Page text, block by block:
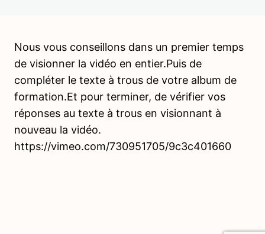
Le temps – Pop-up
L'environnement préparé – Mémorisation
Vers une mise en pratique dans l'Éducation nationale
Vers une mise en pratique dans l'Éducation nationale –
Pour approfondir
Nous vous conseillons dans un premier temps
de visionner la vidéo en entier.Puis de
compléter le texte à trous de votre album de
formation.Et pour terminer, de vérifier vos
réponses au texte à trous en visionnant à
nouveau la vidéo.
https://vimeo.com/730951705/9c3c401660